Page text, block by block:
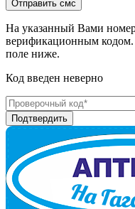
На указанный Вами
верификационным кодом.
поле ниже.
Код введен неверно